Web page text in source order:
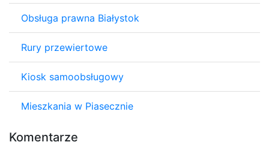
Obsługa prawna Białystok
Rury przewiertowe
Kiosk samoobsługowy
Mieszkania w Piasecznie
Komentarze